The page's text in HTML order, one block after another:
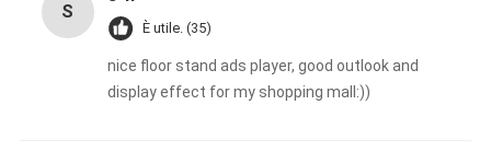
Chiosco del touch screen
S
È utile. (35)
nice floor stand ads player, good outlook and
display effect for my shopping mall:))